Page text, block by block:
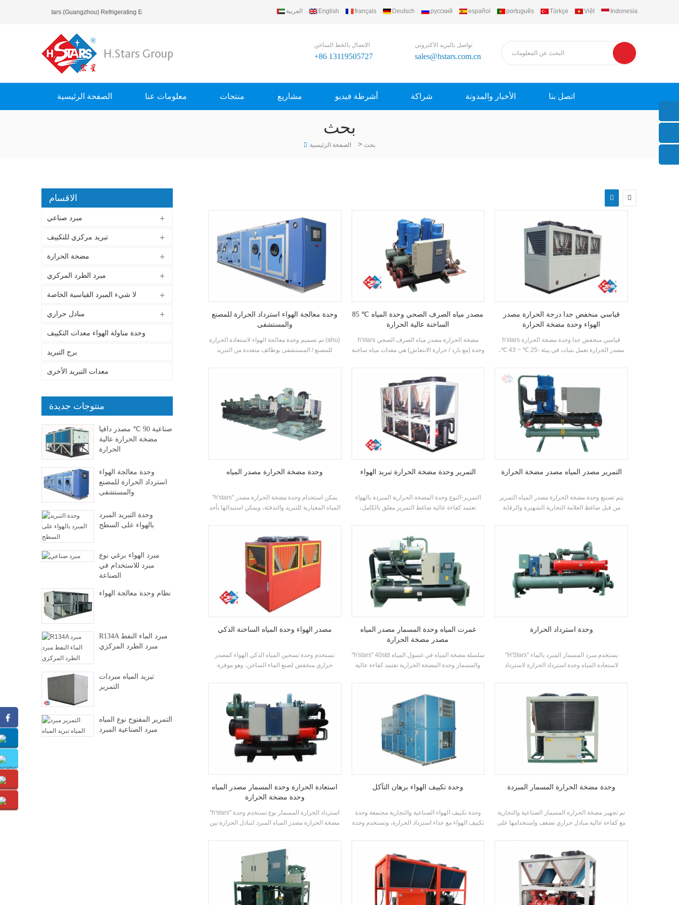
مرحبا بك في H.Stars (Guangzhou) Refrigerating Equipment Group Ltd.. العربية English français Deutsch русский español português Türkçe Việt Indonesia
الاتصال بالخط الساخن
+86 13119505727
تواصل بالبريد الاكتروني
sales@hstars.com.cn
الصفحة الرئيسية معلومات عنا منتجات مشاريع أشرطة فيديو شراكة الأخبار والمدونة اتصل بنا
بحث
الصفحة الرئيسية > بحث
وحدة معالجة الهواء استرداد الحرارة للمصنع
والمستشفى
تم تصميم وحدة معالجة الهواء لاستعادة الحرارة (ahu)
للمصنع / المستشفى بوظائف متعددة من التبريد
85 ℃ مصدر مياه الصرف الصحي وحدة المياه
الساخنة عالية الحرارة
h'stars مضخة الحرارة مصدر مياه الصرف الصحي
وحدة (مع بارد / حرارة الانتعاش) هي معدات مياه ساخنة
حمام السباحة وغيرها من أماكن الاستحمام، واستخراج
الحرارة من مياه الصرف الصحي المحلية، وتوفير
الطاقة وحماية البيئة.توفير 30٪ ~ 50٪ مقارنة مع
طريقة التدفئة التقليدية، والتي يمكن أن تقلل كثيرا من
العملية التكلفة.
قياسي منخفض جدا درجة الحرارة مصدر
الهواء وحدة مضخة الحرارة
h'stars قياسي منخفض جدا وحدة مضخة الحرارة
مصدر الحرارة تعمل بثبات في بيئة -25 ℃ ~ 43 ℃،
و 55 ° C المياه الساخنة مستعدة لتلبية الطلب على
الماء الساخن بين 35-55 ° مئترا. وظيفة التدفئة،
مناسبة لتوريد الهواء المباشر أو الإشعاع الأرضي
وحدة مضخة الحرارة مصدر المياه
"h'stars" يمكن استخدام وحدة مضخة الحرارة مصدر
المياه المعيارية للتبريد والتدفئة، ويمكن استبدالها بأحد
الهواء النظام؛ سعة التبريد كافية، والكفاءة مرتفعة،
1. المستوى.
التمرير وحدة مضخة الحرارة تبريد الهواء
التمرير-النوع وحدة المضخة الحرارية المبردة بالهواء
تعتمد كفاءة عالية ضاغط التمرير مغلق بالكامل،
حراري لفائف، باستخدام R22، R134A، R407C مبرد
التمرير مصدر المياه مصدر مضخة الحرارة
يتم تصنيع وحدة مضخة الحرارة مصدر المياه التمرير
من قبل ضاغط العلامة التجارية الشهيرة والرقابة
وتطوير كفاءة عالية مبادل حراري دويعال
مصدر الهواء وحدة المياه الساخنة الذكي
تستخدم وحدة تسخين المياه الذكي الهواء كمصدر
حراري منخفض لصنع الماء الساخن، وهو موفرة
غمرت المياه وحدة المسمار مصدر المياه
مصدر مضخة الحرارة
"h'stars" 40std سلسلة مضخة المياه في غسول المياه
والمسمار وحدة المضخة الحرارية تعتمد كفاءة عالية
مخرطة نوع المبخر، R22، R134A المبردات، كفاءة
الطاقة تصل إلى 6.7. درجة حرارة مخرج المياه
معيار المواصفات.
وحدة استرداد الحرارة
"H'Stars" يستخدم مبرد المسمار المبرد بالماء
لاستعادة المياه وحدة استرداد الحرارة لاسترداد
والمياه عملية التبريد، التي توفر للعملاء تكييف الهواء
استعادة الحرارة وحدة المسمار مصدر المياه
وحدة مضخة الحرارة
"h'stars" استرداد الحرارة المسمار نوع تستخدم وحدة
مضخة الحرارة مصدر المياه المبرد لتبادل الحرارة بين
الطاقة الحرارة في الماء الساخن القابل للاستخدام،
وتوفير كمية كبيرة من تكييف الهواء مع توفير تكييف
وحدة تكييف الهواء برهان التآكل
وحدة تكييف الهواء الصناعية والتجارية مجتمعة وحدة
تكييف الهواء مع عداء استرداد الحرارة، وتستخدم وحدة
مع دليل التآكل المتطلبات.
وحدة مضخة الحرارة المسمار المبردة
تم تجهيز مضخة الحرارة المسمار الصناعية والتجارية
مع كفاءة عالية مبادل حراري تضعف واستخدامها على
الصغيرة والمتوسطة الحجم، ورش عمل المصانع،
ومحلات النبيذ، والفيلات وغيرها من أجهزة تكييف
الاقسام
مبرد صناعي
تبريد مركزي للتكييف
مضخة الحرارة
مبرد الطرد المركزي
لا شيء المبرد القياسية الخاصة
مبادل حراري
وحدة مناولة الهواء معدات التكييف
برج التبريد
معدات التبريد الأخرى
منتوجات جديدة
صناعية 90 ℃ مصدر دافيا
مضخة الحرارة عالية
الحرارة
وحدة معالجة الهواء
استرداد الحرارة للمصنع
والمستشفى
وحدة التبريد المبرد
بالهواء على السطح
مبرد الهواء برغي نوع
مبرد للاستخدام في
الصناعة
نظام وحدة معالجة الهواء
R134A مبرد الماء النفط
مبرد الطرد المركزي
تبريد المياه مبردات
التمرير
التمرير المفتوح نوع المياه
مبرد الصناعية المبرد